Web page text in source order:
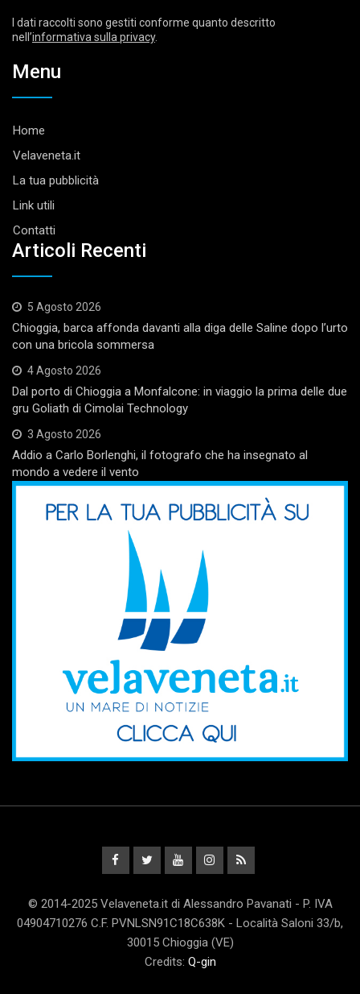
I dati raccolti sono gestiti conforme quanto descritto
nell’informativa sulla privacy.
Menu
Home
Velaveneta.it
La tua pubblicità
Link utili
Contatti
Articoli Recenti
5 Agosto 2026
Chioggia, barca affonda davanti alla diga delle Saline dopo l’urto
con una bricola sommersa
4 Agosto 2026
Dal porto di Chioggia a Monfalcone: in viaggio la prima delle due
gru Goliath di Cimolai Technology
3 Agosto 2026
Addio a Carlo Borlenghi, il fotografo che ha insegnato al
mondo a vedere il vento
© 2014-2025 Velaveneta.it di Alessandro Pavanati - P. IVA
04904710276 C.F. PVNLSN91C18C638K - Località Saloni 33/b,
30015 Chioggia (VE)
Credits: Q-gin